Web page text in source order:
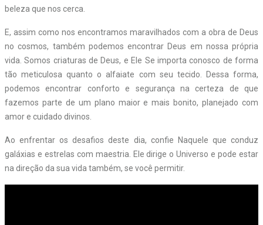
beleza que nos cerca.
E, assim como nos encontramos maravilhados com a obra de Deus
no cosmos, também podemos encontrar Deus em nossa própria
vida. Somos criaturas de Deus, e Ele Se importa conosco de forma
tão meticulosa quanto o alfaiate com seu tecido. Dessa forma,
podemos encontrar conforto e segurança na certeza de que
fazemos parte de um plano maior e mais bonito, planejado com
amor e cuidado divinos.
Ao enfrentar os desafios deste dia, confie Naquele que conduz
galáxias e estrelas com maestria. Ele dirige o Universo e pode estar
na direção da sua vida também, se você permitir.